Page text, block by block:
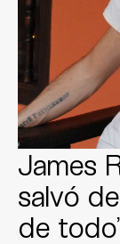
James
salvó
de